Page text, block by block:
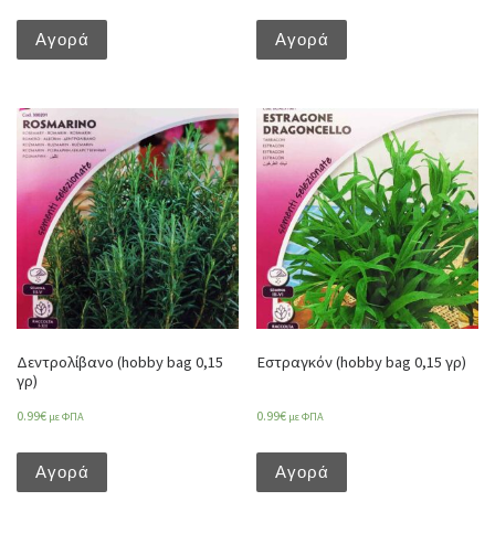
Αγορά Αγορά
Δεντρολίβανο (hobby bag 0,15
γρ)
0.99€ με ΦΠΑ
Αγορά
Εστραγκόν (hobby bag 0,15 γρ)
0.99€ με ΦΠΑ
Αγορά